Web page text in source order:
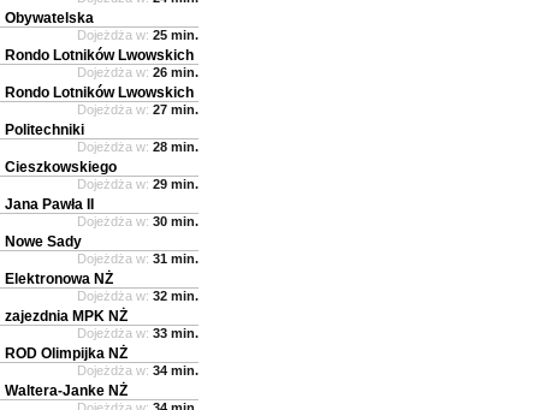
Obywatelska
Dojeżdża w: 25 min.
Rondo Lotników Lwowskich
Dojeżdża w: 26 min.
Rondo Lotników Lwowskich
Dojeżdża w: 27 min.
Politechniki
Dojeżdża w: 28 min.
Cieszkowskiego
Dojeżdża w: 29 min.
Jana Pawła II
Dojeżdża w: 30 min.
Nowe Sady
Dojeżdża w: 31 min.
Elektronowa NŻ
Dojeżdża w: 32 min.
zajezdnia MPK NŻ
Dojeżdża w: 33 min.
ROD Olimpijka NŻ
Dojeżdża w: 34 min.
Waltera-Janke NŻ